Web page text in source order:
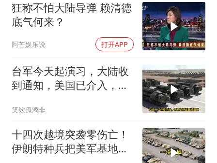
狂称不怕大陆导弹 赖清德
底气何来？
阿芒娱乐说 打开APP
台军今天起演习，大陆收
到通知，美国已介入，日
笑饮孤鸿非
十四次越境突袭零伤亡！
伊朗特种兵把美军基地当